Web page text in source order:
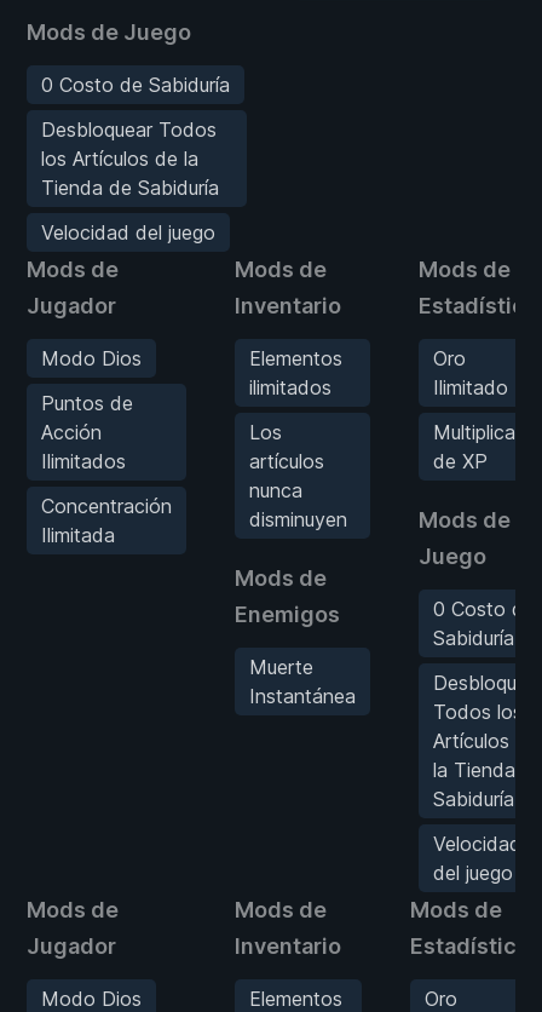
Mods de Juego
0 Costo de Sabiduría
Desbloquear Todos
los Artículos de la
Tienda de Sabiduría
Velocidad del juego
Mods de
Jugador
Modo Dios
Puntos de
Acción
Ilimitados
Concentración
Ilimitada
Mods de
Inventario
Elementos
ilimitados
Los
artículos
nunca
disminuyen
Mods de
Enemigos
Muerte
Instantánea
Mods de
Oro
Ilimitado
de XP
Mods de
Juego
0 Costo de
Sabiduría
Todos los
Artículos de
la Tienda
Sabiduría
Velocidad
del juego
Mods de
Jugador
Modo Dios
Mods de
Inventario
Elementos
Mods de
Estadísticas
Oro